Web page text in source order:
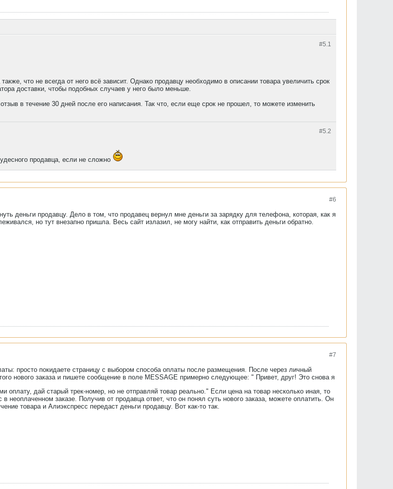
#5. 1
что не всегда от него всё зависит. Однако продавцу необходимо в описании товара увеличить срок
доставки, чтобы подобных случаев у него было меньше.
в течение 30 дней после его написания. Так что, если еще срок не прошел, то можете изменить
#5. 2
продавца, если не сложно
#6
деньги продавцу. Дело в том, что продавец вернул мне деньги за зарядку для телефона, которая, как я
но тут внезапно пришла. Весь сайт излазил, не могу найти, как отправить деньги обратно.
#7
просто покидаете страницу с выбором способа оплаты после размещения. После через личный
нового заказа и пишете сообщение в поле MESSAGE примерно следующее: " Привет, друг! Это снова я
оплату, дай старый трек-номер, но не отправляй товар реально." Если цена на товар несколько иная, то
неоплаченном заказе. Получив от продавца ответ, что он понял суть нового заказа, можете оплатить. Он
товара и Алиэкспресс передаст деньги продавцу. Вот как-то так.